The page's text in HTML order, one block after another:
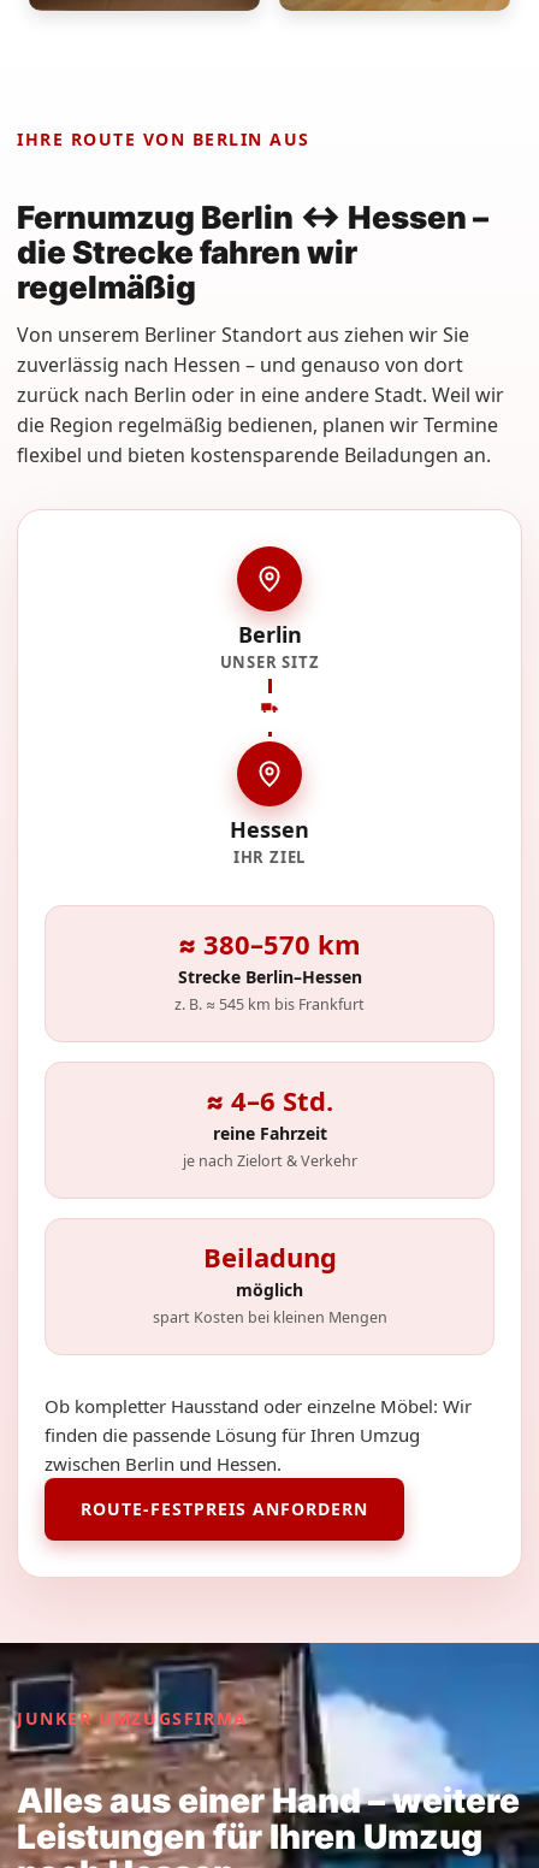
IHRE ROUTE VON BERLIN AUS
Fernumzug Berlin ↔ Hessen –
die Strecke fahren wir
regelmäßig
Von unserem Berliner Standort aus ziehen wir Sie
zuverlässig nach Hessen – und genauso von dort
zurück nach Berlin oder in eine andere Stadt. Weil wir
die Region regelmäßig bedienen, planen wir Termine
flexibel und bieten kostensparende Beiladungen an.
Berlin
UNSER SITZ
Hessen
IHR ZIEL
≈ 380–570 km
Strecke Berlin–Hessen
z. B. ≈ 545 km bis Frankfurt
≈ 4–6 Std.
reine Fahrzeit
je nach Zielort & Verkehr
Beiladung
möglich
spart Kosten bei kleinen Mengen
Ob kompletter Hausstand oder einzelne Möbel: Wir
finden die passende Lösung für Ihren Umzug
zwischen Berlin und Hessen.
ROUTE-FESTPREIS ANFORDERN
JUNKER UMZUGSFIRMA
Alles aus einer Hand – weitere
Leistungen für Ihren Umzug